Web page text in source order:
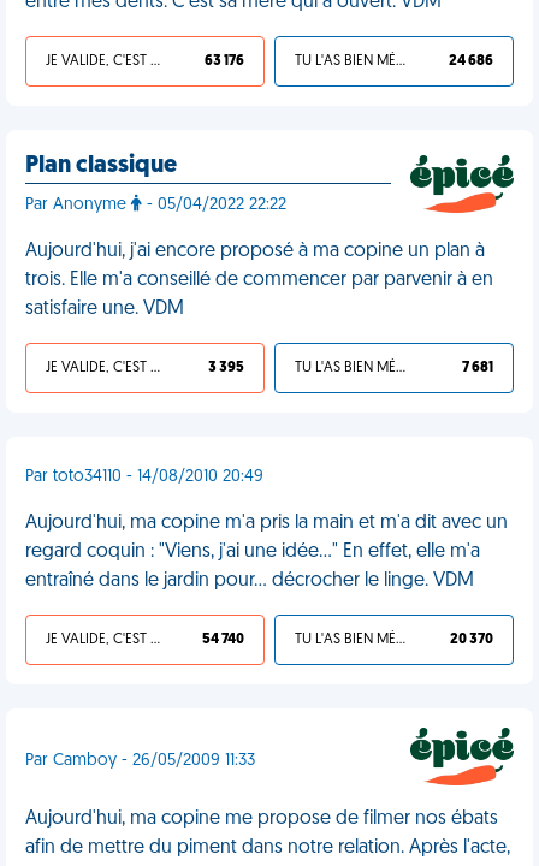
JE VALIDE, C'EST UNE VDM 63 176 TU L'AS BIEN MÉRITÉ 24 686
Plan classique
Par Anonyme - 05/04/2022 22:22
Aujourd'hui, j'ai encore proposé à ma copine un plan à
trois. Elle m'a conseillé de commencer par parvenir à en
satisfaire une. VDM
JE VALIDE, C'EST UNE VDM 3 395 TU L'AS BIEN MÉRITÉ 7 681
Par toto34110 - 14/08/2010 20:49
Aujourd'hui, ma copine m'a pris la main et m'a dit avec un
regard coquin : "Viens, j'ai une idée..." En effet, elle m'a
entraîné dans le jardin pour... décrocher le linge. VDM
JE VALIDE, C'EST UNE VDM 54 740 TU L'AS BIEN MÉRITÉ 20 370
Par Camboy - 26/05/2009 11:33
Aujourd'hui, ma copine me propose de filmer nos ébats
afin de mettre du piment dans notre relation. Après l'acte,